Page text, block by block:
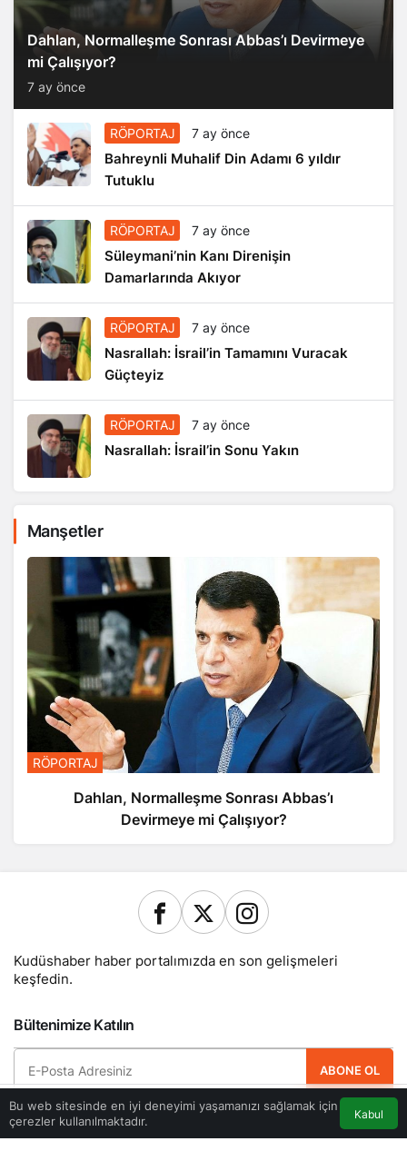
Dahlan, Normalleşme Sonrası Abbas’ı Devirmeye
mi Çalışıyor?
7 ay önce
RÖPORTAJ 7 ay önce
Bahreynli Muhalif Din Adamı 6 yıldır
Tutuklu
RÖPORTAJ 7 ay önce
Süleymani’nin Kanı Direnişin
Damarlarında Akıyor
RÖPORTAJ 7 ay önce
Nasrallah: İsrail’in Tamamını Vuracak
Güçteyiz
RÖPORTAJ 7 ay önce
Nasrallah: İsrail’in Sonu Yakın
Manşetler
RÖPORTAJ
Dahlan, Normalleşme Sonrası Abbas’ı
Devirmeye mi Çalışıyor?
Bu web sitesinde en iyi deneyimi yaşamanızı sağlamak için
çerezler kullanılmaktadır.
Kabul
Kudüshaber haber portalımızda en son gelişmeleri
keşfedin.
Bültenimize Katılın
ABONE OL
Hemen ücretsiz üye olun ve yeni güncellemelerden haberdar olan ilk kişi
olun.Anasayfa Akış Trafik